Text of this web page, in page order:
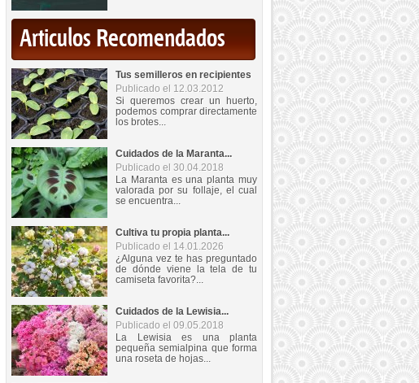
Articulos Recomendados
Tus semilleros en recipientes
Publicado el 12.03.2012
Si queremos crear un huerto,
podemos comprar directamente
los brotes...
Cuidados de la Maranta...
Publicado el 30.04.2018
La Maranta es una planta muy
valorada por su follaje, el cual
se encuentra...
Cultiva tu propia planta...
Publicado el 14.01.2026
¿Alguna vez te has preguntado
de dónde viene la tela de tu
camiseta favorita?...
Cuidados de la Lewisia...
Publicado el 09.05.2018
La Lewisia es una planta
pequeña semialpina que forma
una roseta de hojas...